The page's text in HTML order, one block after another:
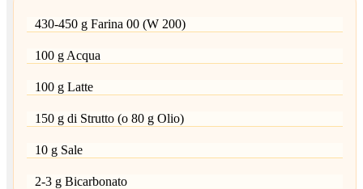
430-450 g Farina 00 (W 200)
100 g Acqua
100 g Latte
150 g di Strutto (o 80 g Olio)
10 g Sale
2-3 g Bicarbonato